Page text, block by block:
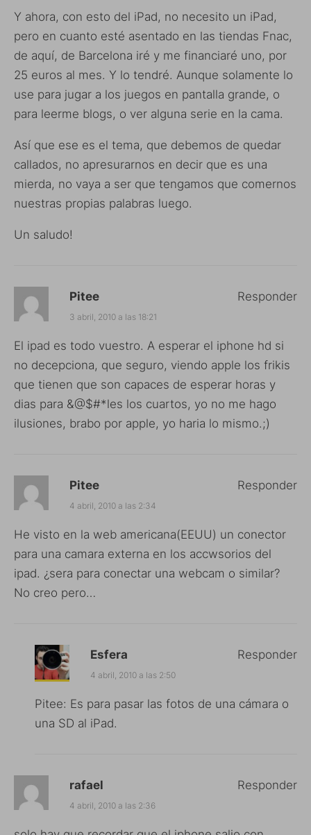
Y ahora, con esto del iPad, no necesito un iPad,
pero en cuanto esté asentado en las tiendas Fnac,
de aquí, de Barcelona iré y me financiaré uno, por
25 euros al mes. Y lo tendré. Aunque solamente lo
use para jugar a los juegos en pantalla grande, o
para leerme blogs, o ver alguna serie en la cama.
Así que ese es el tema, que debemos de quedar
callados, no apresurarnos en decir que es una
mierda, no vaya a ser que tengamos que comernos
nuestras propias palabras luego.
Un saludo!
Pitee
3 abril, 2010 a las 18:21
El ipad es todo vuestro. A esperar el iphone hd si
no decepciona, que seguro, viendo apple los frikis
que tienen que son capaces de esperar horas y
dias para &@$#*les los cuartos, yo no me hago
ilusiones, brabo por apple, yo haria lo mismo.;)
Responder
Pitee
4 abril, 2010 a las 2:34
He visto en la web americana(EEUU) un conector
para una camara externa en los accwsorios del
ipad. ¿sera para conectar una webcam o similar?
No creo pero…
Responder
Esfera
4 abril, 2010 a las 2:50
Pitee: Es para pasar las fotos de una cámara o
una SD al iPad.
Responder
rafael
4 abril, 2010 a las 2:36
Responder